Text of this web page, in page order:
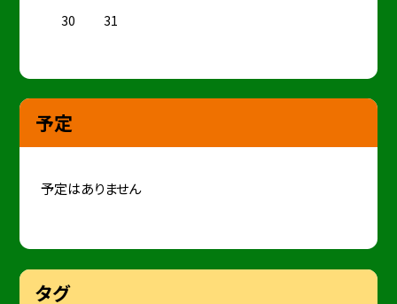
30
31
予定
予定はありません
タグ